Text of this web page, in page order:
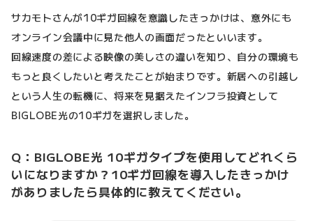
サカモトさんが10ギガ回線を意識したきっかけは、意外にも
オンライン会議中に見た他人の画面だったといいます。
回線速度の差による映像の美しさの違いを知り、自分の環境も
もっと良くしたいと考えたことが始まりです。新居への引越し
という人生の転機に、将来を見据えたインフラ投資として
BIGLOBE光の10ギガを選択しました。
Q：BIGLOBE光 10ギガタイプを使用してどれくら
いになりますか？10ギガ回線を導入したきっかけ
がありましたら具体的に教えてください。